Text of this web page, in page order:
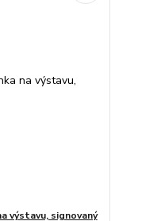
výstavu, signovaný